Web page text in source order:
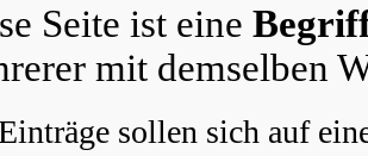
Seite ist eine
mit demselben
sollen sich auf